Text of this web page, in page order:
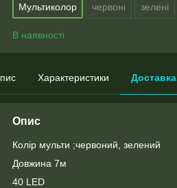
Мультиколор червоні зелені
В наявності
Характеристики Доставка
Опис
Колір мульти ;червоний, зелений
Довжина 7м
40 LED